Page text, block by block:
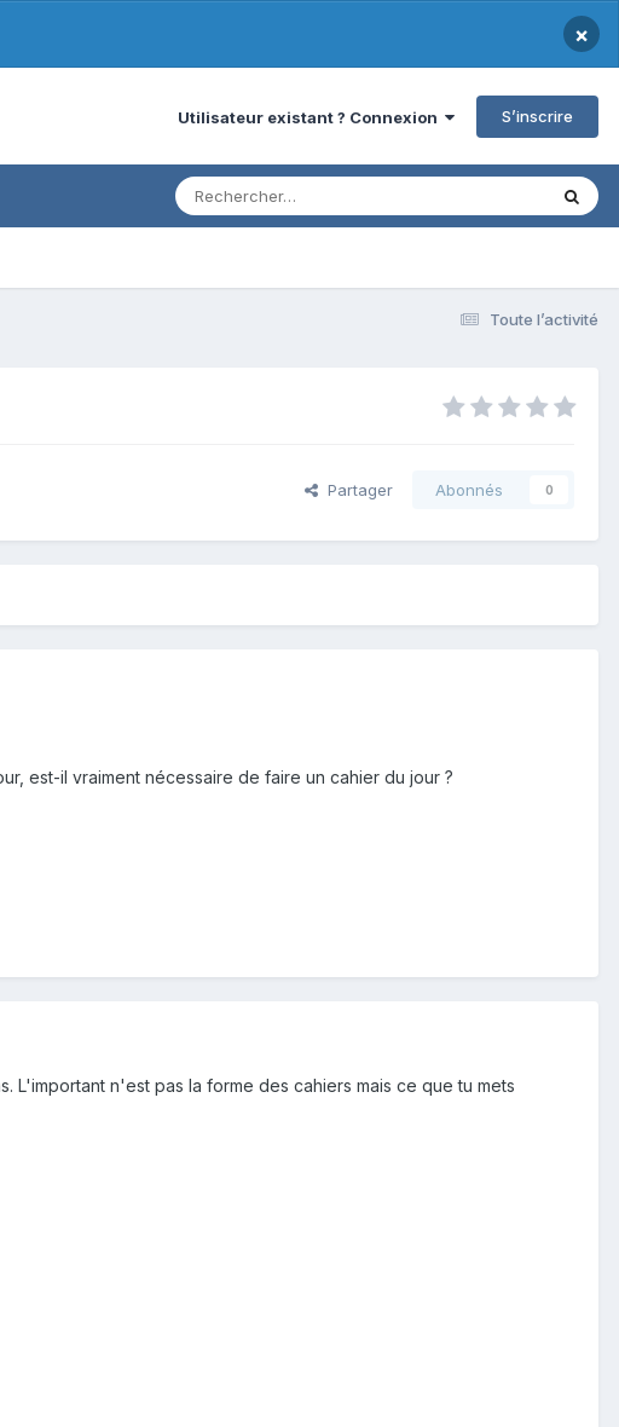
×
Utilisateur existant ? Connexion S’inscrire
Toute l’activité
Partager Abonnés 0
est-il vraiment nécessaire de faire un cahier du jour ?
n'est pas la forme des cahiers mais ce que tu mets